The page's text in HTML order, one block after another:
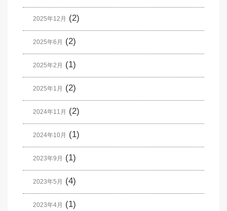
2025年12月 (2)
2025年6月 (2)
2025年2月 (1)
2025年1月 (2)
2024年11月 (2)
2024年10月 (1)
2023年9月 (1)
2023年5月 (4)
2023年4月 (1)